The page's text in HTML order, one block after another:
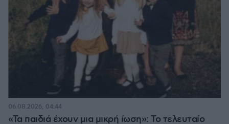
«Τα παιδιά έχουν μια μικρή ίωση»: Το τελευταίο
06.08.2026, 04:44